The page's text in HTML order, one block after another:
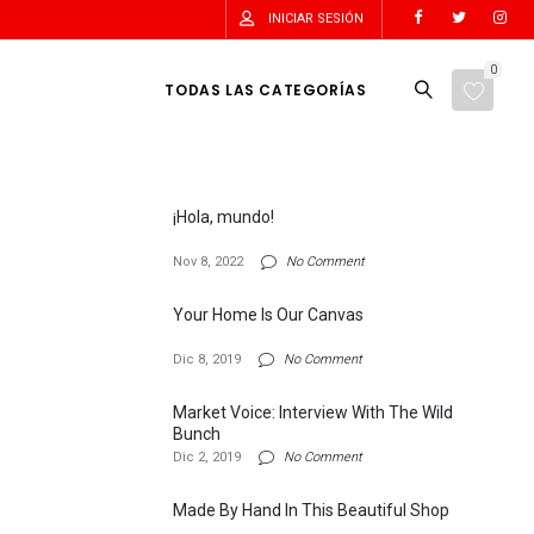
INICIAR SESIÓN
0
TODAS LAS CATEGORÍAS
¡Hola, mundo!
Nov 8, 2022 No Comment
Your Home Is Our Canvas
Dic 8, 2019 No Comment
Market Voice: Interview With The Wild
Bunch
Dic 2, 2019 No Comment
Made By Hand In This Beautiful Shop